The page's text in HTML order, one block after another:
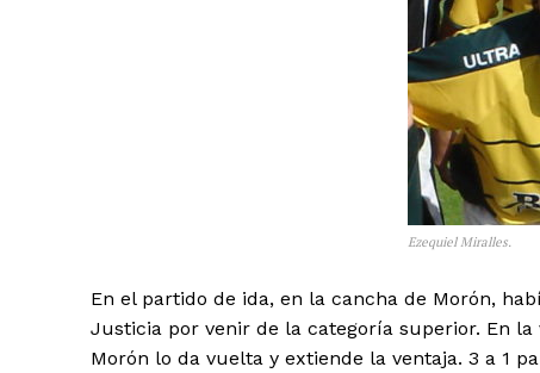
Ezequiel Miralles.
En el partido de ida, en la cancha de Morón,
Justicia por venir de la categoría superior. En
Morón lo da vuelta y extiende la ventaja. 3 a 1